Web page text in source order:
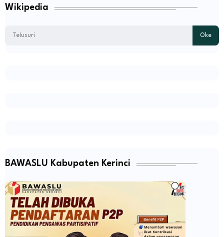
Wikipedia
BAWASLU Kabupaten Kerinci